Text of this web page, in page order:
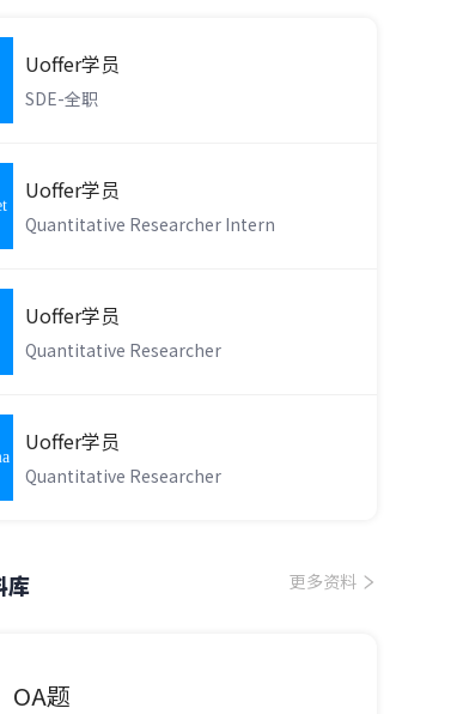
Uoffer学员
SDE-全职
Uoffer学员
Quantitative Researcher Intern
Uoffer学员
Quantitative Researcher
Uoffer学员
Quantitative Researcher
库 更多资料
OA题